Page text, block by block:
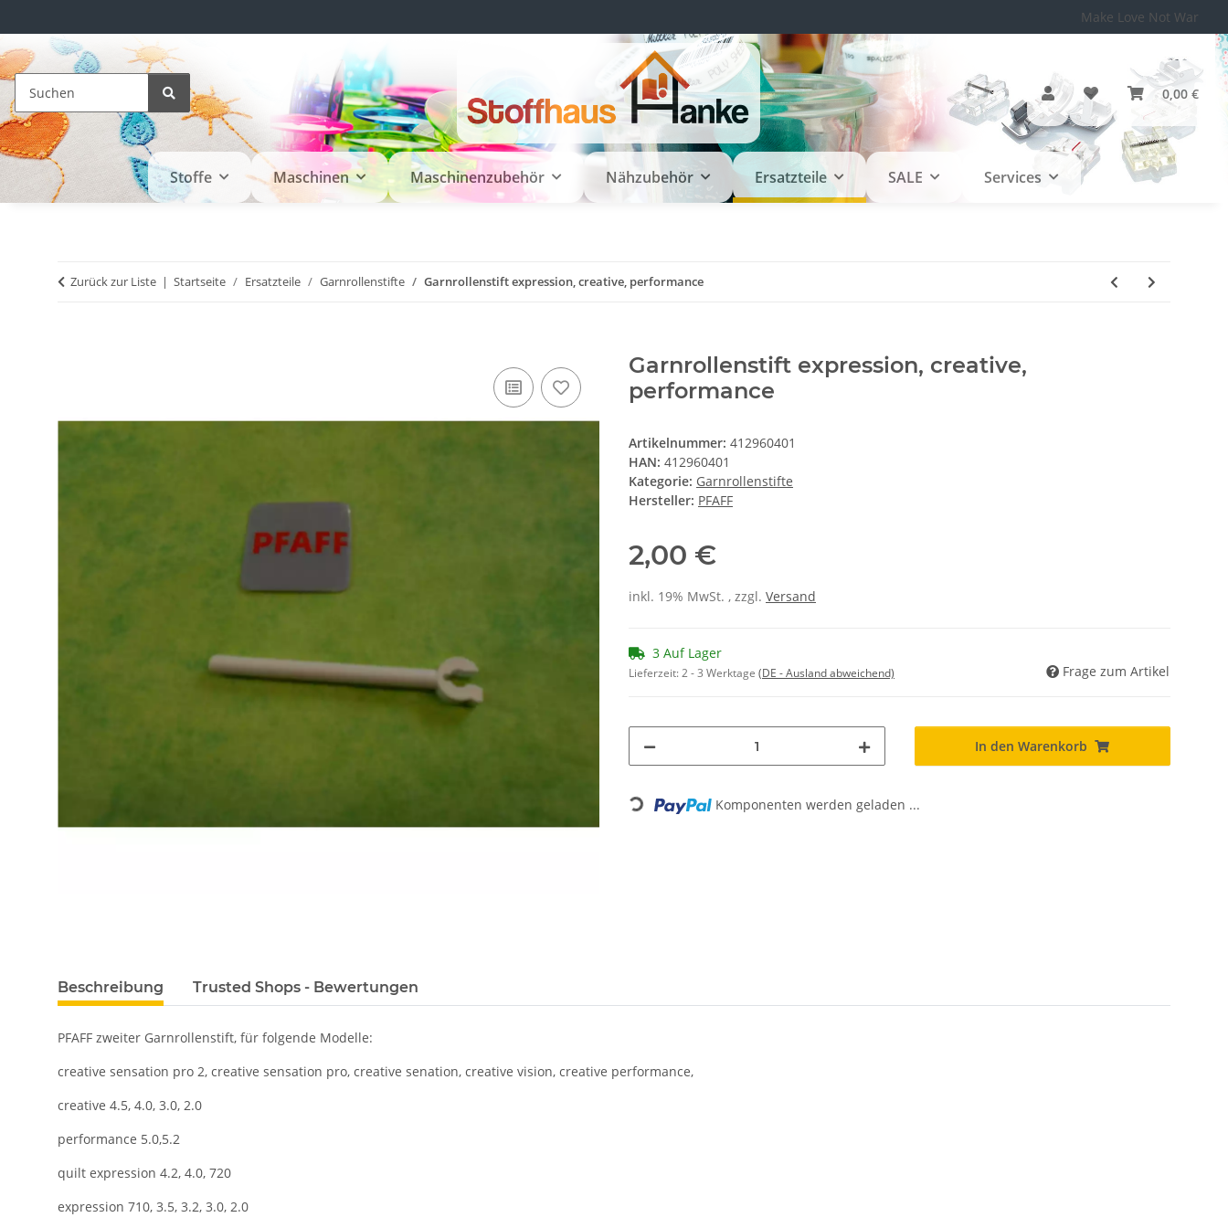
Make Love Not War
0,00 €
Stoffe Maschinen Maschinenzubehör Nähzubehör Ersatzteile SALE Services
Zurück zur Liste Startseite Ersatzteile Garnrollenstifte Garnrollenstift expression, creative, performance
Garnrollenstift expression, creative,
performance
Artikelnummer: 412960401
HAN: 412960401
Kategorie: Garnrollenstifte
Hersteller: PFAFF
2,00 €
inkl. 19% MwSt. , zzgl. Versand
3 Auf Lager
Lieferzeit:2 - 3 Werktage (DE - Ausland abweichend) Frage zum Artikel
In den Warenkorb
Loading... Komponenten werden geladen ...
Beschreibung Trusted Shops - Bewertungen
PFAFF zweiter Garnrollenstift, für folgende Modelle:
creative sensation pro 2, creative sensation pro, creative senation, creative vision, creative performance,
creative 4.5, 4.0, 3.0, 2.0
performance 5.0,5.2
quilt expression 4.2, 4.0, 720
expression 710, 3.5, 3.2, 3.0, 2.0